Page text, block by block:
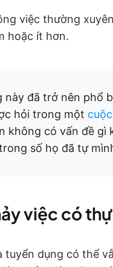
việc thường
hoặc ít hơn.
này đã trở nên phổ
hỏi trong một
không có vấn đề
số họ đã tự
việc có
tuyển dụng có thể